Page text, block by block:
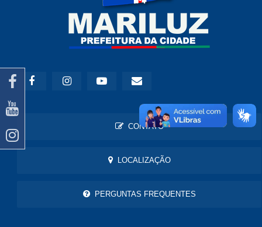
CONTATO
LOCALIZAÇÃO
PERGUNTAS FREQUENTES